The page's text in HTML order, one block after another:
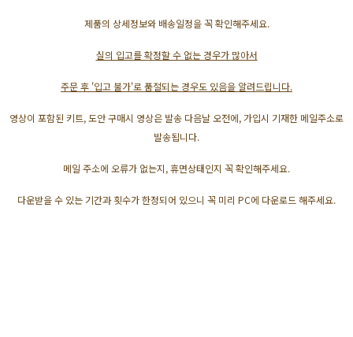
제품의 상세정보와 배송일정을 꼭 확인해주세요.
실의 입고를 확정할 수 없는 경우가 많아서
주문 후 '입고 불가'로 품절되는 경우도 있음을 알려드립니다.
영상이 포함된 키트, 도안 구매시 영상은 발송 다음날 오전에, 가입시 기재한 메일주소로
발송됩니다.
메일 주소에 오류가 없는지, 휴면상태인지 꼭 확인해주세요.
다운받을 수 있는 기간과 횟수가 한정되어 있으니 꼭 미리 PC에 다운로드 해주세요.